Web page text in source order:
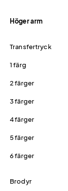
Höger arm
Transfertryck
1 färg
2 färger
3 färger
4 färger
5 färger
6 färger
Brodyr